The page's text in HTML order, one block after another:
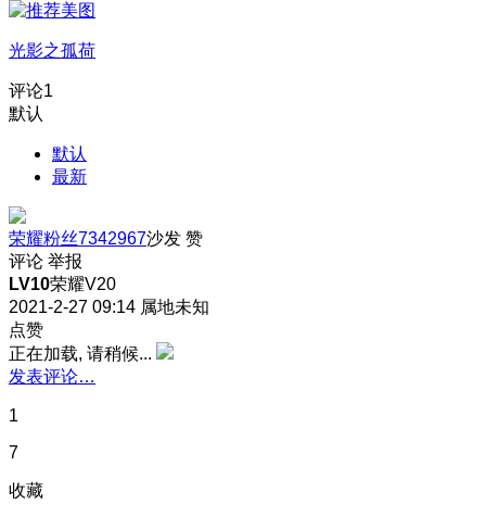
光影之孤荷
评论1
默认
默认
最新
荣耀粉丝7342967沙发 赞
评论 举报
LV10荣耀V20
2021-2-27 09:14 属地未知
点赞
正在加载, 请稍候...
发表评论…
1
7
收藏